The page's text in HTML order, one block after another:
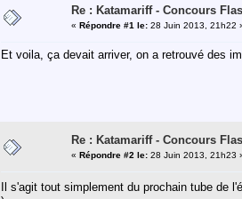
Re : Katamariff - Concours
« Répondre #1 le: 28 Juin 2013, 21h22
Et voila, ça devait arriver, on a retrouvé des
Re : Katamariff - Concours
« Répondre #2 le: 28 Juin 2013, 21h23
Il s'agit tout simplement du prochain tube de